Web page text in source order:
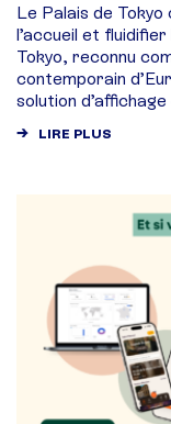
Le Palais de
l’accueil et
Tokyo, reconnu
contemporain
solution
LIRE PLUS